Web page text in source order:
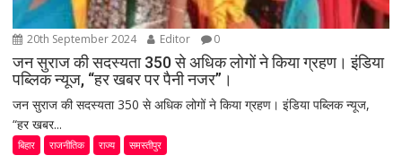
20th September 2024 Editor 0
जन सुराज की सदस्यता 350 से अधिक लोगों ने किया ग्रहण। इंडिया
पब्लिक न्यूज, “हर खबर पर पैनी नजर”।
जन सुराज की सदस्यता 350 से अधिक लोगों ने किया ग्रहण। इंडिया पब्लिक न्यूज,
“हर खबर...
बिहार राजनीतिक राज्य समस्तीपुर